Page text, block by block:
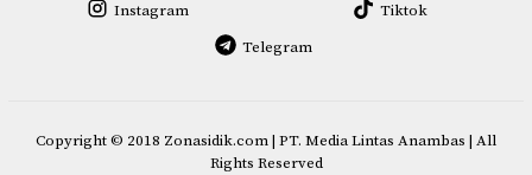
Instagram
Tiktok
Telegram
Copyright © 2018 Zonasidik.com| PT. Media Lintas Anambas | All
Rights Reserved